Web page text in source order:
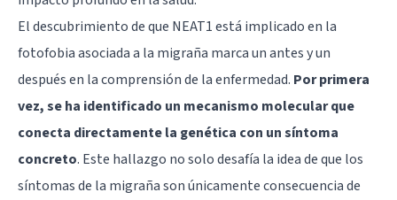
El descubrimiento de que NEAT1 está implicado en la
fotofobia asociada a la migraña marca un antes y un
después en la comprensión de la enfermedad. Por primera
vez, se ha identificado un mecanismo molecular que
conecta directamente la genética con un síntoma
concreto. Este hallazgo no solo desafía la idea de que los
síntomas de la migraña son únicamente consecuencia de